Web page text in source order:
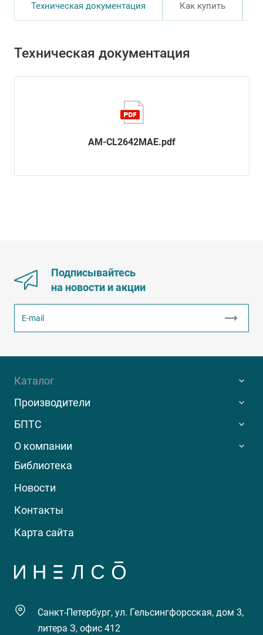
Техническая документация Как купить
Техническая документация
AM-CL2642MAE.pdf
Подписывайтесь
на новости и акции
Каталог
Производители
БПТС
О компании
Библиотека
Новости
Контакты
Карта сайта
Санкт-Петербург, ул. Гельсингфорсская, дом 3,
литера З, офис 412